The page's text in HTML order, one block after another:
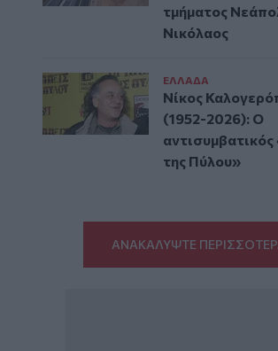
τμήματος
Νικόλαος
ΕΛΛAΔΑ
Νίκος
(1952-2026): O
της Πύλου»
ΑΝΑΚΑΛΥΨΤΕ